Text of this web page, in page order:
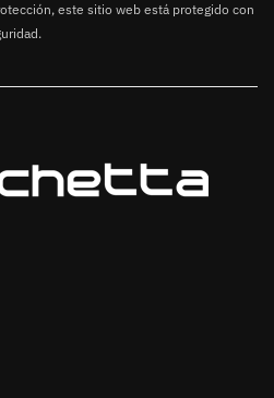
este sitio web está protegido con